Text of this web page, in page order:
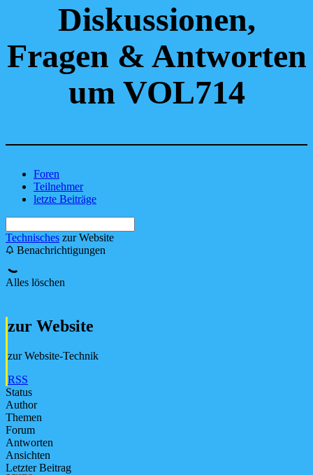
Diskussionen,
Fragen & Antworten
um VOL714
Foren
Teilnehmer
letzte Beiträge
Technisches zur Website
Benachrichtigungen
Alles löschen
zur Website
zur Website-Technik
RSS
Status
Author
Themen
Forum
Antworten
Ansichten
Letzter Beitrag